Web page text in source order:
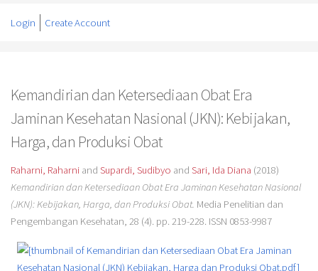
Login Create Account
Kemandirian dan Ketersediaan Obat Era
Jaminan Kesehatan Nasional (JKN): Kebijakan,
Harga, dan Produksi Obat
Raharni, Raharniand Supardi, Sudibyo and Sari, Ida Diana (2018)
Kemandirian dan Ketersediaan Obat Era Jaminan Kesehatan Nasional
(JKN): Kebijakan, Harga, dan Produksi Obat. Media Penelitian dan
Pengembangan Kesehatan, 28 (4). pp. 219-228. ISSN 0853-9987